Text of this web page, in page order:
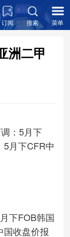
订阅 搜索 菜单
洲二甲
：5月下
5月下CFR中
下FOB韩国
国收盘价报